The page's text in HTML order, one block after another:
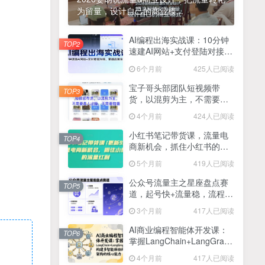
2025最新零撸项目，一部手机就可以操作，20秒一单，零投入纯薅羊毛，无门槛，一天200+【揭秘】
5 线上陪伴项目玩法，聊聊天就有收益的项目，一个月收益5000+
6 全网首发！答案之书网页版，全新玩法，搭配文档和网页，日入1k+零门槛小白首选副业
7 25年7月小红书女粉新玩法，公域转私域变现，日轻松变现2张+，5分钟简单复制好上手
8 情趣内衣暴利玩法，冷门赛道，日入1k+
9 在家就能做的项目，一天轻松300+，操作简单上手快
10 2025年百家号AI图文掘金，手机操作单号月入4-5位数，低门槛【附指令+工具】
抖音情感文案项目玩法，单月涨粉3000+，新手小白也能做
为留量，设计自己的商业模...
AI编程出海实战课：10分钟
速建AI网站+支付登陆对接，
6个月前 425人已阅读
TOP2
宝子哥头部团队短视频带
货，以混剪为主，不需要真
26年3月】
4个月前 424人已阅读
TOP3
小红书笔记带货课，流量电
商新机会，抓住小红书的流
5个月前 419人已阅读
TOP4
公众号流量主之星座盘点赛
道，起号快+流量稳，流程简
3个月前 417人已阅读
TOP5
AI商业编程智能体开发课：
掌握LangChain+LangGraph
4个月前 417人已阅读
TOP6